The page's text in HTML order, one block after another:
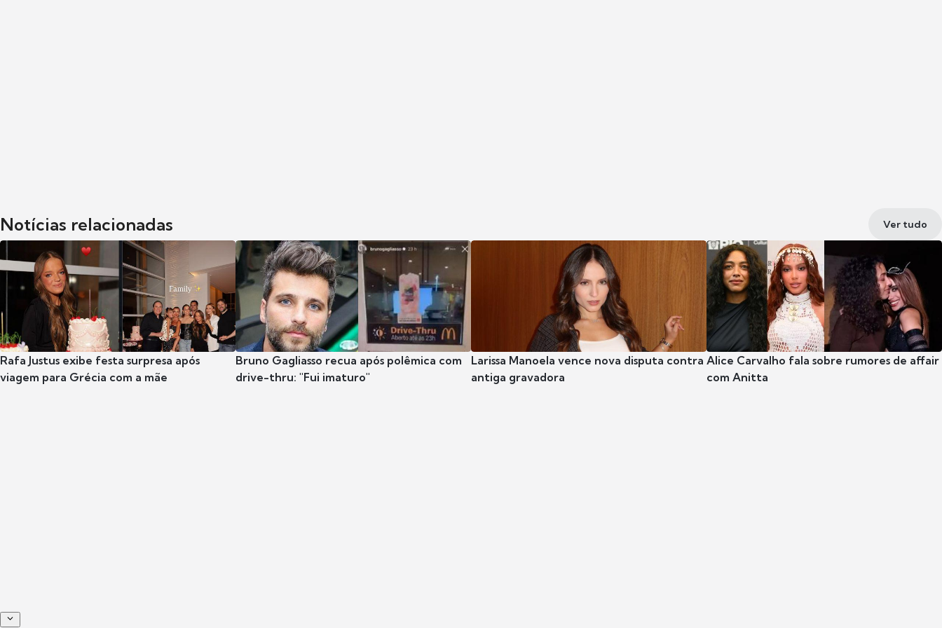
Notícias relacionadas Ver tudo
Rafa Justus exibe festa surpresa após
viagem para Grécia com a mãe
Bruno Gagliasso recua após polêmica com
drive-thru: "Fui imaturo"
Larissa Manoela vence nova disputa contra
antiga gravadora
Alice Carvalho fala sobre rumores de affair
com Anitta